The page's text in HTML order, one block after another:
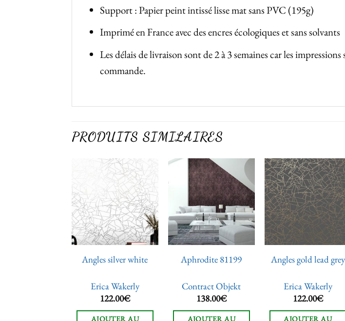
Support : Papier peint intissé lisse mat sans PVC (195g)
Imprimé en France avec des encres écologiques et sans solvants
Les délais de livraison sont de 2 à 3 semaines car les impressions
commande.
PRODUITS SIMILAIRES
Ajouter
à la liste
de
souhaits
Angles silver white
Erica Wakerly
122.00€
Ajouter
à la liste
de
souhaits
Aphrodite 81199
Contract Objekt
138.00€
Ajouter
à la liste
de
souhaits
Angles gold lead grey
Erica Wakerly
122.00€